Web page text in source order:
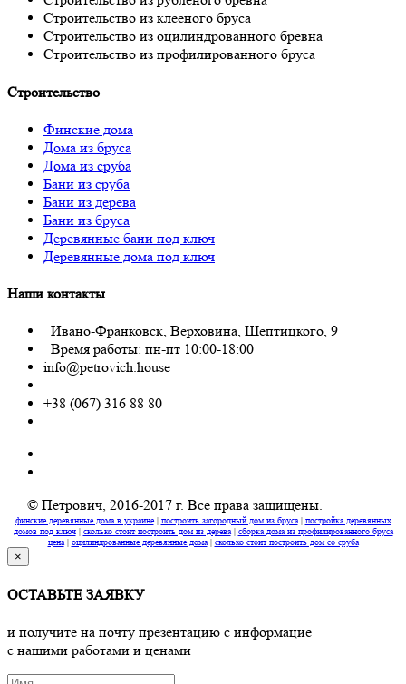
Строительство из клееного бруса
Строительство из оцилиндрованного бревна
Строительство из профилированного бруса
Строительство
Финские дома
Дома из бруса
Дома из сруба
Бани из сруба
Бани из дерева
Бани из бруса
Деревянные бани под ключ
Деревянные дома под ключ
Наши контакты
Ивано-Франковск, Верховина, Шептицкого, 9
Время работы: пн-пт 10:00-18:00
info@petrovich.house
+38 (067) 316 88 80
© Петрович, 2016-2017 г. Все права защищены.
финские деревянные дома в украине| построить загородный дом из бруса| постройка деревянных
домов под ключ| сколько стоит построить дом из дерева| сборка дома из профилированного бруса
цена| оцилиндрованные деревянные дома| сколько стоит построить дом со сруба
×
ОСТАВЬТЕ ЗАЯВКУ
и получите на почту презентацию с информацие
c нашими работами и ценами